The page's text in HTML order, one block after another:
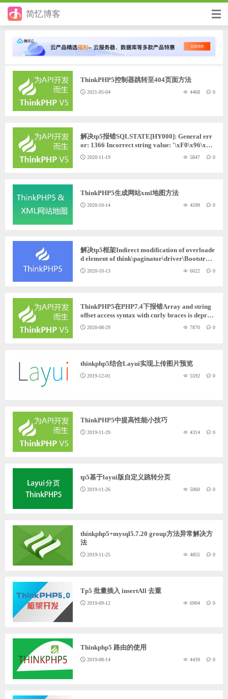
简忆博客
首页
前端
手册
日记
其它
在线工具
优秀个人博客
省钱帮
登录
ThinkPHP5控制器跳转至404页面方法
2021-05-04 4468 0
解决tp5报错SQLSTATE[HY000]: General err
or: 1366 Incorrect string value: '\xF0\x96\xA4
\x90\xE5\xBF...'
2020-11-19 5847 0
ThinkPHP5生成网站xml地图方法
2020-10-14 4599 0
解决tp5框架Indirect modification of overloade
d element of think\paginator\driver\Bootstrap
has no effect错误
2020-10-13 6622 0
ThinkPHP5在PHP7.4下报错Array and string
offset access syntax with curly braces is deprec
ated
2020-08-29 7870 0
thinkphp5结合Layui实现上传图片预览
2019-12-01 5592 0
ThinkPHP5中提高性能小技巧
2019-11-29 4314 0
tp5基于layui版自定义跳转分页
2019-11-26 5060 0
thinkphp5+mysql5.7.20 group方法异常解决方
法
2019-11-25 4855 0
Tp5 批量插入 insertAll 去重
2019-09-12 6904 0
Thinkphp5 路由的使用
2019-08-14 4439 0